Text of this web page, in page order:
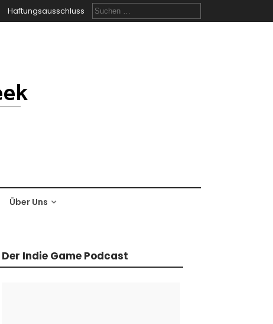
Haftungsausschluss
Suchen
nach:
Über Uns
Der Indie Game Podcast